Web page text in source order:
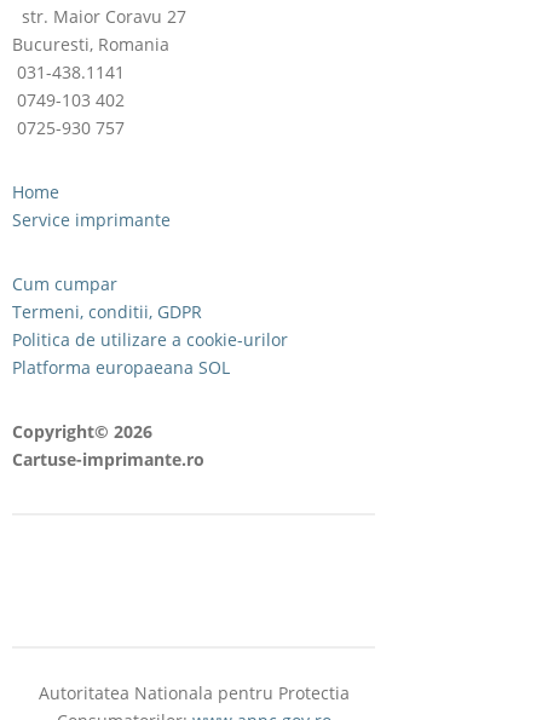
str. Maior Coravu 27
Bucuresti, Romania
031-438.1141
0749-103 402
0725-930 757
Home
Service imprimante
Cum cumpar
Termeni, conditii, GDPR
Politica de utilizare a cookie-urilor
Platforma europaeana SOL
Copyright© 2026
Cartuse-imprimante.ro
Autoritatea Nationala pentru Protectia